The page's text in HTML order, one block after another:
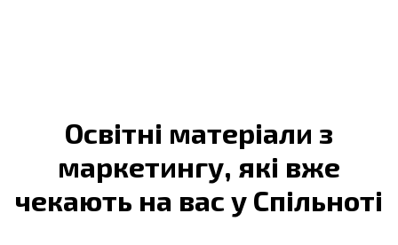
Освітні матеріали з
маркетингу, які вже
чекають на вас у Спільноті